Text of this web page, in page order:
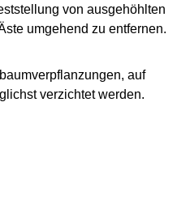
von ausgehöhlten
umgehend zu entfernen.
auf
verzichtet werden.